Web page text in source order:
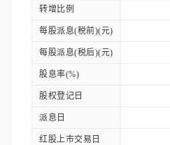
转增比例
每股派息(税前)(元)
每股派息(税后)(元)
股息率(%)
股权登记日
派息日
红股上市交易日
转增比例
每股派息(税前)(元)
每股派息(税后)(元)
股息率(%)
股权登记日
派息日
红股上市交易日